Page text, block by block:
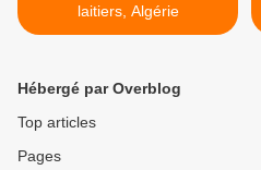
laitiers, Algérie
Hébergé par Overblog
Top articles
Pages